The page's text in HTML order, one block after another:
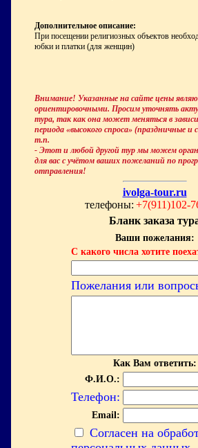
Дополнительное описание:
При посещении религиозных объектов
юбки и платки (для женщин)
Внимание! Указанные на сайте цены
ориентировочными. Просим уточнять
тура, так как она может меняться в
периода «высокого спроса» (праздничные
т.п.
- Этот и любой другой тур мы можем
для вас с учётом ваших пожеланий по
отправления!
ivolga-tour.ru
телефоны: +7(911)102-
Бланк заказа
Ваши пожелания:
С какого числа хотите
Пожелания или
Как Вам ответить:
Ф.И.О.:
Телефон:
Email:
Согласен на